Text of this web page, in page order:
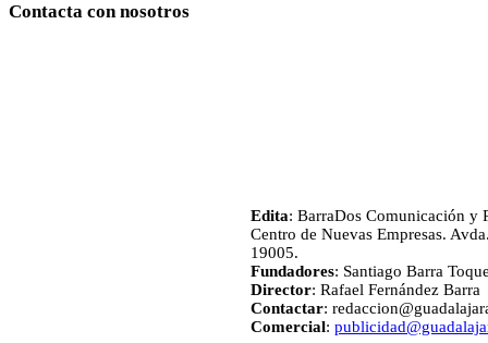
Contacta con nosotros
Edita: BarraDos Comunicación y
Centro de Nuevas Empresas.
19005.
Fundadores: Santiago Barra
Director: Rafael Fernández Barra
Contactar:
Comercial: